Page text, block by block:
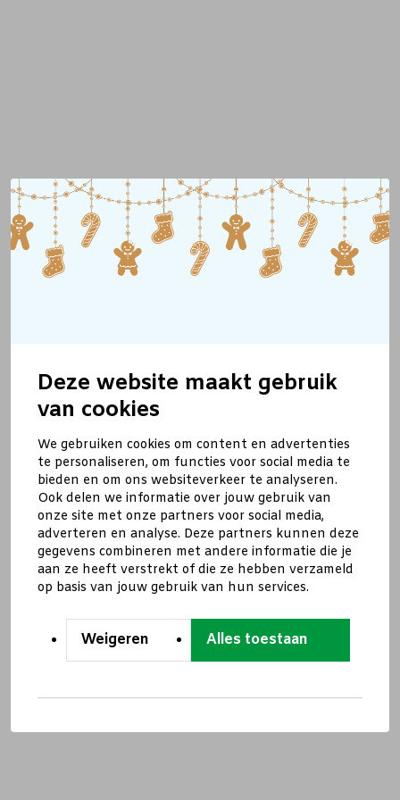
Deze website maakt gebruik
van cookies
We gebruiken cookies om content en advertenties
te personaliseren, om functies voor social media te
bieden en om ons websiteverkeer te analyseren.
Ook delen we informatie over jouw gebruik van
onze site met onze partners voor social media,
adverteren en analyse. Deze partners kunnen deze
gegevens combineren met andere informatie die je
aan ze heeft verstrekt of die ze hebben verzameld
op basis van jouw gebruik van hun services.
Weigeren Alles toestaan